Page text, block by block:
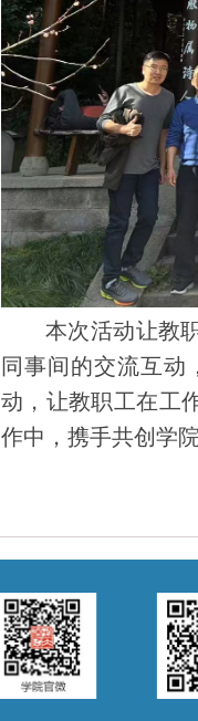
本次活动让教
同事间的交流互动
动，让教职工在工
作中，携手共创学